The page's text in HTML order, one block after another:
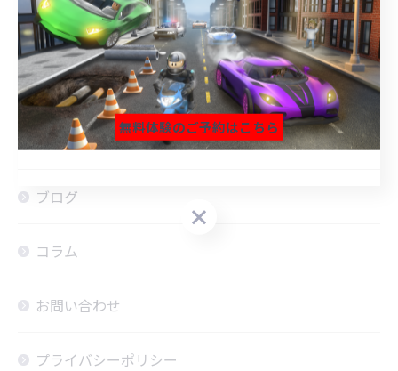
聞校
プログラミング教室-アプロボスクール 西神中央
校
よくある質問
ブログ
コラム
お問い合わせ
プライバシーポリシー
無料体験のご予約はこちら